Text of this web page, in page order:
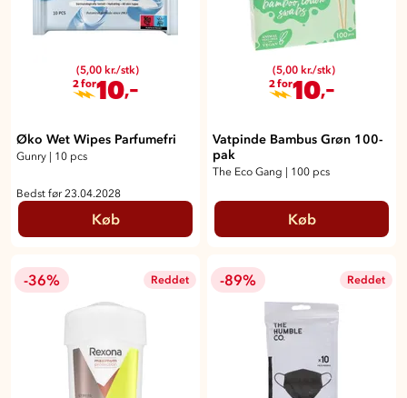
(5,00 kr./stk)
2 for10,-
Øko Wet Wipes Parfumefri
Gunry | 10 pcs
Bedst før 23.04.2028
Køb
(5,00 kr./stk)
2 for10,-
Vatpinde Bambus Grøn 100-
pak
The Eco Gang | 100 pcs
Køb
-36% Reddet -89% Reddet